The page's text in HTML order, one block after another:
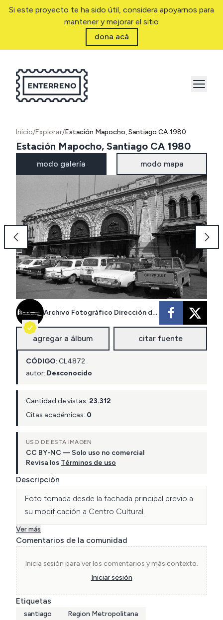
Si este proyecto te ha sido útil, considera apoyarnos para
mantener y mejorar el sitio
dona acá
Inicio/Explorar/Estación Mapocho, Santiago CA 1980
Estación Mapocho, Santiago CA 1980
modo galería modo mapa
Archivo Fotográfico Dirección de Arquitectura MOP
agregar a álbum citar fuente
CÓDIGO: CL4872
autor: Desconocido
Cantidad de vistas: 23.312
Citas académicas: 0
USO DE ESTA IMAGEN
CC BY-NC — Solo uso no comercial
Revisa los Términos de uso
Descripción
Foto tomada desde la fachada principal previo a
su modificación a Centro Cultural.
Ver más
Comentarios de la comunidad
Inicia sesión para ver los comentarios y más contexto.
Iniciar sesión
Etiquetas
santiago
Region Metropolitana